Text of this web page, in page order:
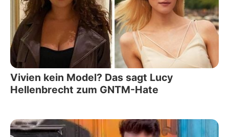
Vivien kein Model? Das sagt Lucy
Hellenbrecht zum GNTM-Hate